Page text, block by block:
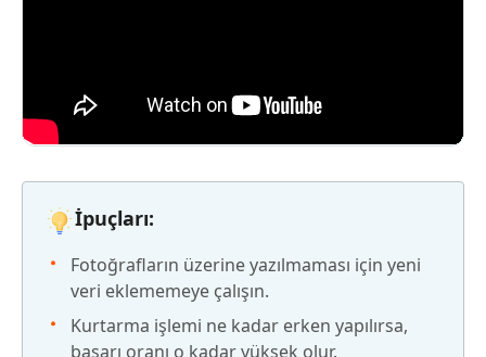
İpuçları:
Fotoğrafların üzerine yazılmaması için yeni
veri eklememeye çalışın.
Kurtarma işlemi ne kadar erken yapılırsa,
başarı oranı o kadar yüksek olur.